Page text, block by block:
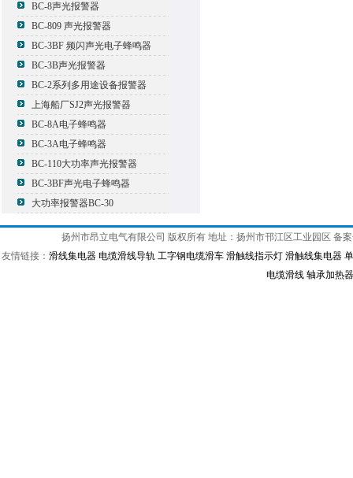
BC-8声光报警器
BC-809 声光报警器
BC-3BF 频闪声光电子蜂鸣器
BC-3B声光报警器
BC-2系列多用途设备报警器
上海船厂SJ2声光报警器
BC-8A电子蜂鸣器
BC-3A电子蜂鸣器
BC-110大功率声光报警器
BC-3BF声光电子蜂鸣器
大功率报警器BC-30
扬州市昂立电气有限公司 版权所有 地址：扬州市邗江区工业园区 备
友情链接： 滑线集电器 电缆滑线导轨 工字钢电缆滑车 滑触线指示灯 滑触线集电器
电缆滑线 轴承加热器